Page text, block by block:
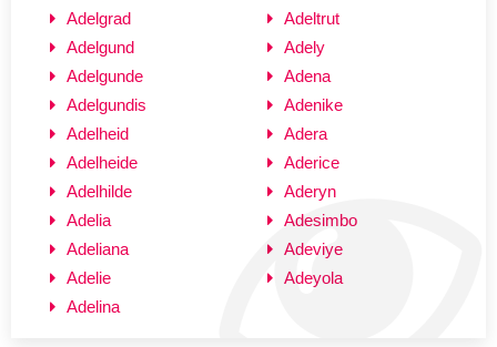
Adelgrad
Adelgund
Adelgunde
Adelgundis
Adelheid
Adelheide
Adelhilde
Adelia
Adeliana
Adelie
Adelina
Adeltrut
Adely
Adena
Adenike
Adera
Aderice
Aderyn
Adesimbo
Adeviye
Adeyola